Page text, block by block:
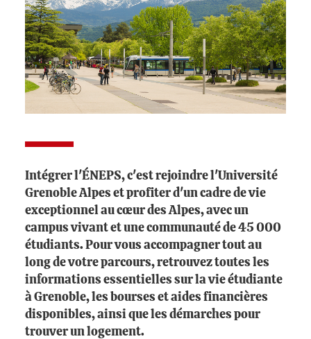
Intégrer l'ÉNEPS, c'est rejoindre l'Université
Grenoble Alpes et profiter d'un cadre de vie
exceptionnel au cœur des Alpes, avec un
campus vivant et une communauté de 45 000
étudiants. Pour vous accompagner tout au
long de votre parcours, retrouvez toutes les
informations essentielles sur la vie étudiante
à Grenoble, les bourses et aides financières
disponibles, ainsi que les démarches pour
trouver un logement.